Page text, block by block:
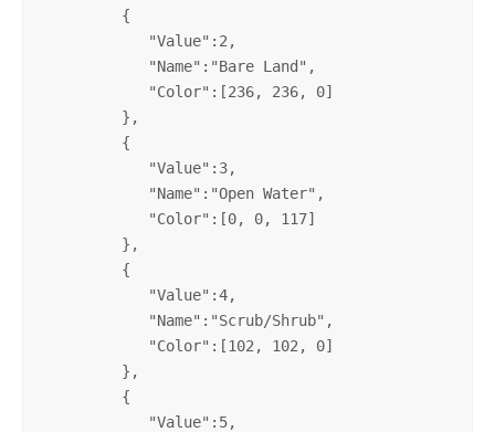
         {
            "Value":2,
            "Name":"Bare Land",
            "Color":[236, 236, 0]
         },
         {
            "Value":3,
            "Name":"Open Water",
            "Color":[0, 0, 117]
         },
         {
            "Value":4,
            "Name":"Scrub/Shrub",
            "Color":[102, 102, 0]
         },
         {
            "Value":5,